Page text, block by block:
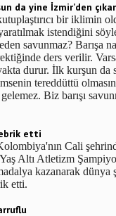
da yine İzmir’den
bir iklimin
istendiğini
savunmaz? Barışa
ders verilir.
durur. İlk kurşun da
tereddüttü
Biz barışı
etti
Cali
Altı Atletizm
kazanarak dünya
etti.